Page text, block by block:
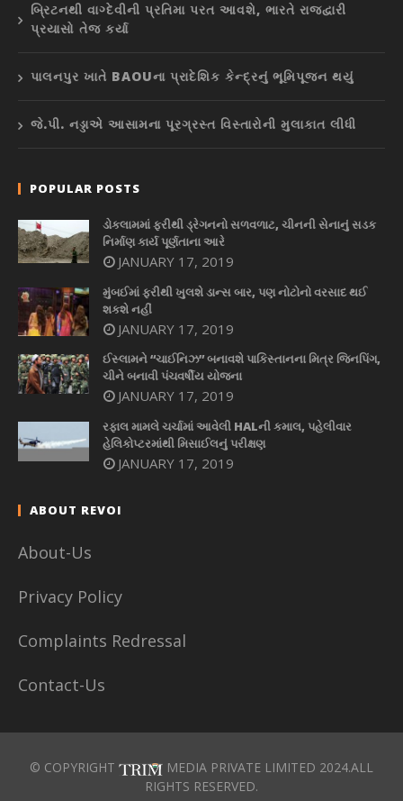
બ્રિટનથી વાગ્દેવીની પ્રતિમા પરત આવશે, ભારતે રાજદ્વારી
પ્રયાસો તેજ કર્યા
પાલનપુર ખાતે BAOUના પ્રાદેશિક કેન્દ્રનું ભૂમિપૂજન થયું
જે.પી. નડ્ડાએ આસામના પૂરગ્રસ્ત વિસ્તારોની મુલાકાત લીધી
POPULAR POSTS
ડોકલામમાં ફરીથી ડ્રેગનનો સળવળાટ, ચીનની સેનાનું સડક
નિર્માણ કાર્ય પૂર્ણતાના આરે
JANUARY 17, 2019
મુંબઈમાં ફરીથી ખુલશે ડાન્સ બાર, પણ નોટોનો વરસાદ થઈ
શકશે નહીં
JANUARY 17, 2019
ઈસ્લામને “ચાઈનિઝ” બનાવશે પાકિસ્તાનના મિત્ર જિનપિંગ,
ચીને બનાવી પંચવર્ષીય યોજના
JANUARY 17, 2019
રફાલ મામલે ચર્ચામાં આવેલી HALની કમાલ, પહેલીવાર
હેલિકોપ્ટરમાંથી મિસાઈલનું પરીક્ષણ
JANUARY 17, 2019
ABOUT REVOI
About-Us
Privacy Policy
Complaints Redressal
Contact-Us
© COPYRIGHT
MEDIA PRIVATE LIMITED 2024.ALL
RIGHTS RESERVED.